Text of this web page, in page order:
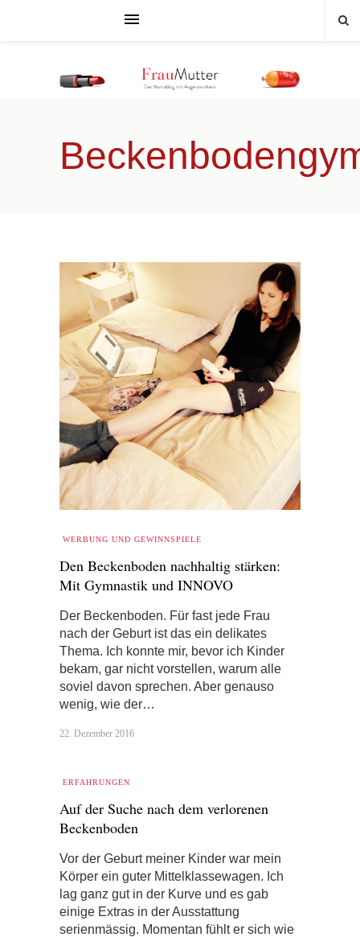
WERBUNG UND GEWINNSPIELE
Den Beckenboden nachhaltig stärken:
Mit Gymnastik und INNOVO
Der Beckenboden. Für fast jede Frau
nach der Geburt ist das ein delikates
Thema. Ich konnte mir, bevor ich Kinder
bekam, gar nicht vorstellen, warum alle
soviel davon sprechen. Aber genauso
wenig, wie der…
22. Dezember 2016
ERFAHRUNGEN
Auf der Suche nach dem verlorenen
Beckenboden
Vor der Geburt meiner Kinder war mein
Körper ein guter Mittelklassewagen. Ich
lag ganz gut in der Kurve und es gab
einige Extras in der Ausstattung
serienmässig. Momentan fühlt er sich wie